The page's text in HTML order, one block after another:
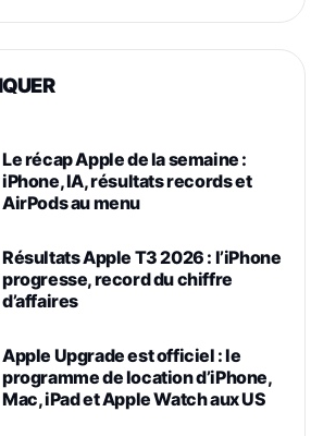
Le récap Apple de la semaine :
iPhone, IA, résultats records et
AirPods au menu
Résultats Apple T3 2026 : l’iPhone
progresse, record du chiffre
d’affaires
Apple Upgrade est officiel : le
programme de location d’iPhone,
Mac, iPad et Apple Watch aux US